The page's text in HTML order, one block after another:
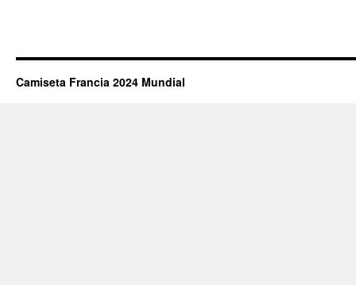
Camiseta Francia 2024 Mundial